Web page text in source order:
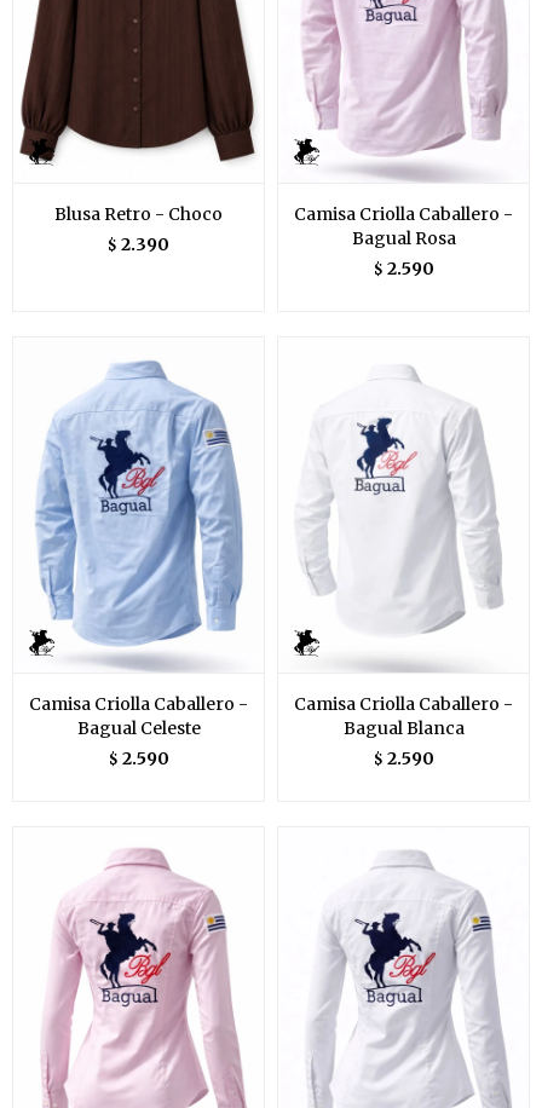
Blusa Retro - Choco
$ 2.390
Camisa Criolla Caballero -
Bagual Rosa
$ 2.590
Camisa Criolla Caballero -
Bagual Celeste
$ 2.590
Camisa Criolla Caballero -
Bagual Blanca
$ 2.590